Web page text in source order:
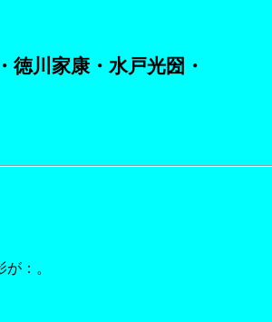
徳川家康・水戸光圀・
：。